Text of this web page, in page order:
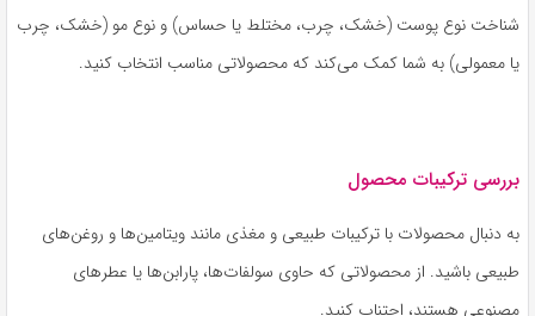
شناخت نوع پوست (خشک، چرب، مختلط یا حساس) و نوع مو (خشک، چرب
یا معمولی) به شما کمک می‌کند که محصولاتی مناسب انتخاب کنید.
بررسی ترکیبات محصول
به دنبال محصولات با ترکیبات طبیعی و مغذی مانند ویتامین‌ها و روغن‌های
طبیعی باشید. از محصولاتی که حاوی سولفات‌ها، پارابن‌ها یا عطرهای
مصنوعی هستند، اجتناب کنید.